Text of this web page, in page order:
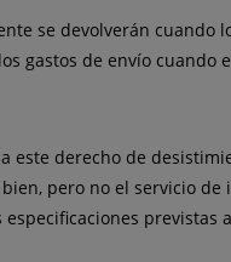
se devolverán
gastos de envío cuando
este derecho de
pero no el servicio
previstas